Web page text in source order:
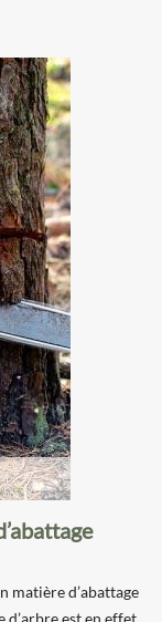
matière d’abattage
d’arbre est en effet